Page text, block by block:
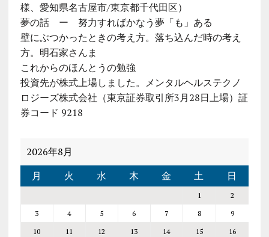
様、愛知県名古屋市/東京都千代田区）
夢の話 ー 努力すればかなう夢「も」ある
壁にぶつかったときの考え方。落ち込んだ時の考え
方。明石家さんま
これからのほんとうの勉強
投資先が株式上場しました。メンタルヘルステクノ
ロジーズ株式会社（東京証券取引所3月28日上場）証
券コード 9218
2026年8月
月
火 水 木 金 土 日
1
2
3
4 5 6 7 8
9
10
11 12 13 14 15
16